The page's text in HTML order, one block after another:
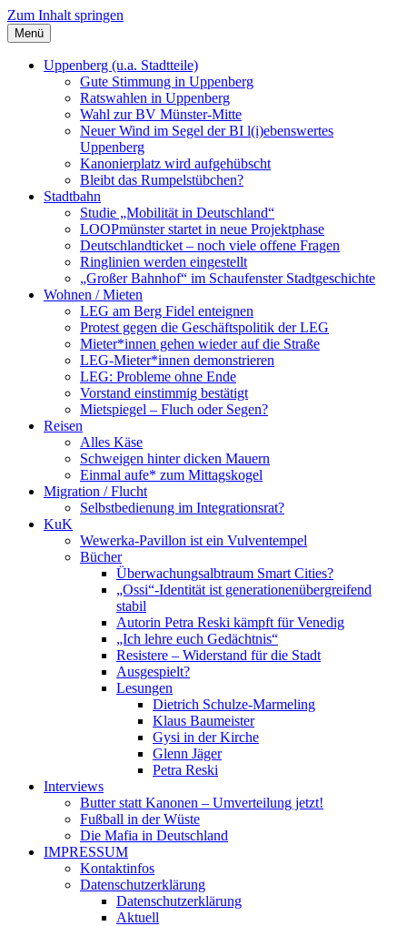
Zum Inhalt springen
Szybalski.de
Infos über und von Werner Szybalski (Münster)
Menü
Uppenberg (u.a. Stadtteile)
Gute Stimmung in Uppenberg
Ratswahlen in Uppenberg
Wahl zur BV Münster-Mitte
Neuer Wind im Segel der BI l(i)ebenswertes
Uppenberg
Kanonierplatz wird aufgehübscht
Bleibt das Rumpelstübchen?
Stadtbahn
Studie „Mobilität in Deutschland“
LOOPmünster startet in neue Projektphase
Deutschlandticket – noch viele offene Fragen
Ringlinien werden eingestellt
„Großer Bahnhof“ im Schaufenster Stadtgeschichte
Wohnen / Mieten
LEG am Berg Fidel enteignen
Protest gegen die Geschäftspolitik der LEG
Mieter*innen gehen wieder auf die Straße
LEG-Mieter*innen demonstrieren
LEG: Probleme ohne Ende
Vorstand einstimmig bestätigt
Mietspiegel – Fluch oder Segen?
Reisen
Alles Käse
Schweigen hinter dicken Mauern
Einmal aufe* zum Mittagskogel
Migration / Flucht
Selbstbedienung im Integrationsrat?
KuK
Wewerka-Pavillon ist ein Vulventempel
Bücher
Überwachungsalbtraum Smart Cities?
„Ossi“-Identität ist generationenübergreifend
stabil
Autorin Petra Reski kämpft für Venedig
„Ich lehre euch Gedächtnis“
Resistere – Widerstand für die Stadt
Ausgespielt?
Lesungen
Dietrich Schulze-Marmeling
Klaus Baumeister
Gysi in der Kirche
Glenn Jäger
Petra Reski
Interviews
Butter statt Kanonen – Umverteilung jetzt!
Fußball in der Wüste
Die Mafia in Deutschland
IMPRESSUM
Kontaktinfos
Datenschutzerklärung
Datenschutzerklärung
Aktuell